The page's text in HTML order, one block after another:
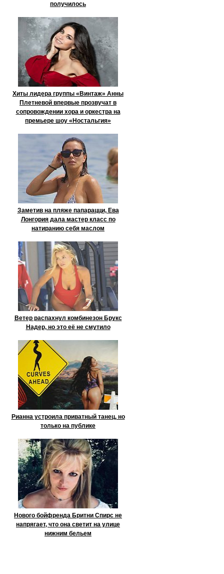
получилось
Хиты лидера группы «Винтаж» Анны
Плетневой впервые прозвучат в
сопровождении хора и оркестра на
премьере шоу «Ностальгия»
Заметив на пляже папарацци, Ева
Лонгория дала мастер класс по
натиранию себя маслом
Ветер распахнул комбинезон Брукс
Надер, но это её не смутило
Рианна устроила приватный танец, но
только на публике
Нового бойфренда Бритни Спирс не
напрягает, что она светит на улице
нижним бельем